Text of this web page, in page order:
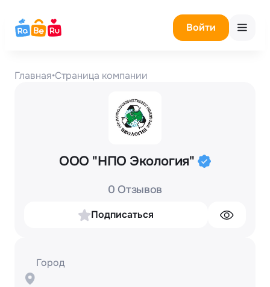
Войти
Главная•Страница компании
ООО "НПО Экология"
0 Отзывов
Подписаться
Город